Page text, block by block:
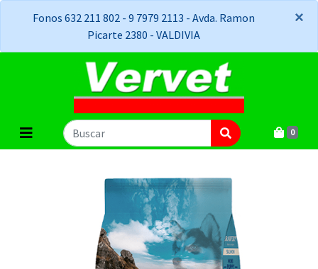
Fonos 632 211 802 - 9 7979 2113 - Avda. Ramon
Picarte 2380 - VALDIVIA
×
×
0